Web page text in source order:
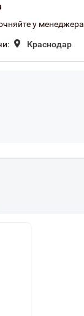
у менеджера
Краснодар